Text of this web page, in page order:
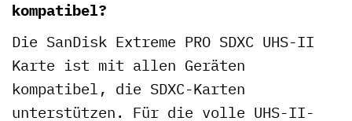
kompatibel?
Die SanDisk Extreme PRO SDXC UHS-II
Karte ist mit allen Geräten
kompatibel, die SDXC-Karten
unterstützen. Für die volle UHS-II-